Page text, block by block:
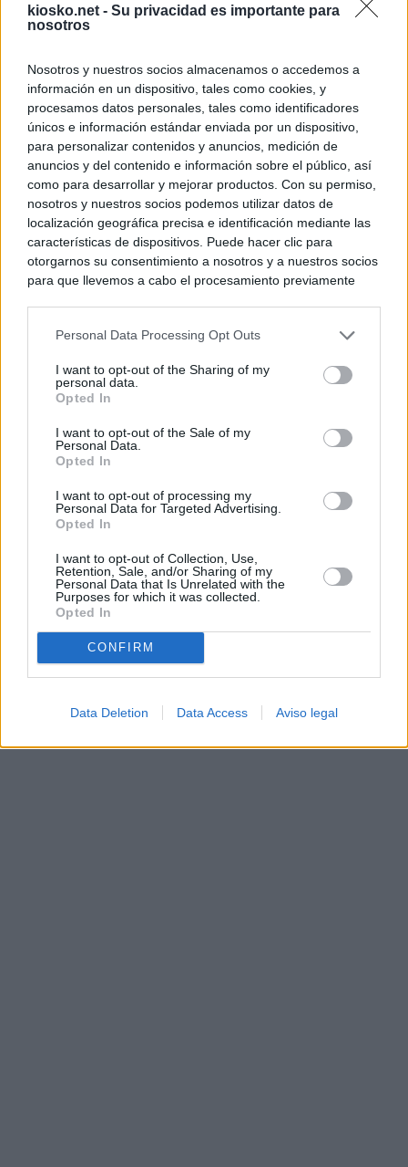
kiosko.net - Su privacidad es importante para
nosotros
Nosotros y nuestros socios almacenamos o accedemos a
información en un dispositivo, tales como cookies, y
procesamos datos personales, tales como identificadores
únicos e información estándar enviada por un dispositivo,
para personalizar contenidos y anuncios, medición de
anuncios y del contenido e información sobre el público, así
como para desarrollar y mejorar productos. Con su permiso,
nosotros y nuestros socios podemos utilizar datos de
localización geográfica precisa e identificación mediante las
características de dispositivos. Puede hacer clic para
otorgarnos su consentimiento a nosotros y a nuestros socios
para que llevemos a cabo el procesamiento previamente
negar su consentimiento. Tenga en cuenta que algún
de su consentimiento, pero usted tiene el derecho de
rechazar tal procesamiento. Sus preferencias se aplicarán
cualquier momento entrando de nuevo en este sitio web o
visitando nuestra política de privacidad.
Personal Data Processing Opt Outs
I want to opt-out of the Sharing of my
personal data.
Opted In
I want to opt-out of the Sale of my
Personal Data.
Opted In
I want to opt-out of processing my
Personal Data for Targeted Advertising.
Opted In
I want to opt-out of Collection, Use,
Retention, Sale, and/or Sharing of my
Personal Data that Is Unrelated with the
Purposes for which it was collected.
Opted In
CONFIRM
Data Deletion Data Access Aviso legal